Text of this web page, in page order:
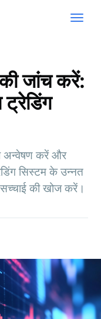
जांच करें:
ट्रेडिंग
अन्वेषण करें और
सिस्टम के उन्नत
की खोज करें।